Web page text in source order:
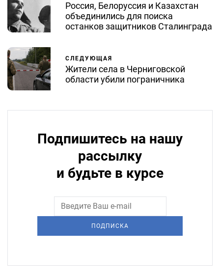
Россия, Белоруссия и Казахстан
объединились для поиска
останков защитников Сталинграда
СЛЕДУЮЩАЯ
Жители села в Черниговской
области убили пограничника
Подпишитесь на нашу
рассылку
и будьте в курсе
ПОДПИСКА